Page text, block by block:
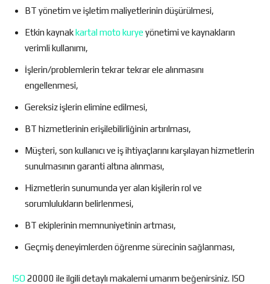
BT yönetim ve işletim maliyetlerinin düşürülmesi,
Etkin kaynakkartal moto kurye yönetimi ve kaynakların
verimli kullanımı,
İşlerin/problemlerin tekrar tekrar ele alınmasını
engellenmesi,
Gereksiz işlerin elimine edilmesi,
BT hizmetlerinin erişilebilirliğinin artırılması,
Müşteri, son kullanıcı ve iş ihtiyaçlarını karşılayan hizmetlerin
sunulmasının garanti altına alınması,
Hizmetlerin sunumunda yer alan kişilerin rol ve
sorumlulukların belirlenmesi,
BT ekiplerinin memnuniyetinin artması,
Geçmiş deneyimlerden öğrenme sürecinin sağlanması,
ISO20000 ile ilgili detaylı makalemi umarım beğenirsiniz. ISO